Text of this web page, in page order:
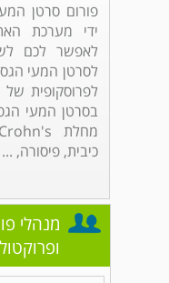
פורום סרטן
ידי מערכת
לאפשר לכם
לסרטן המעי הגס
לפרוסקופית של
בסרטן המעי
כיבית, פיסורה, ...
מנהלי